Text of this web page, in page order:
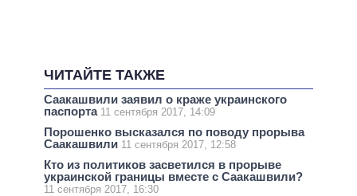
ЧИТАЙТЕ ТАКЖЕ
Саакашвили заявил о краже украинского
паспорта 11 сентября 2017, 14:09
Порошенко высказался по поводу прорыва
Саакашвили 11 сентября 2017, 12:58
Кто из политиков засветился в прорыве
украинской границы вместе с Саакашвили?
11 сентября 2017, 16:30